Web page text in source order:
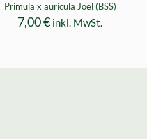
Primula x auricula Joel (BSS)
7,00€ inkl. MwSt.